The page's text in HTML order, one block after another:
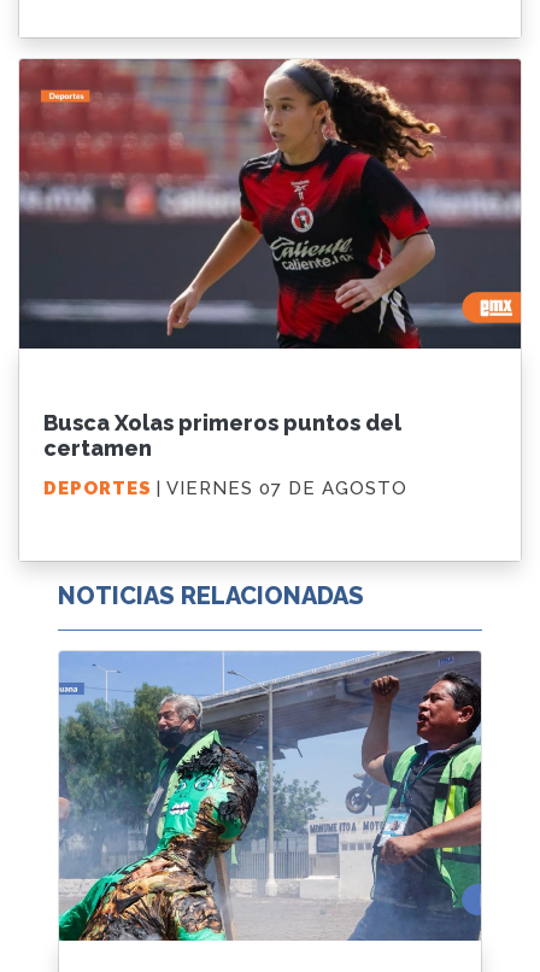
Busca Xolas primeros puntos del
certamen
DEPORTES | VIERNES 07 DE AGOSTO
NOTICIAS RELACIONADAS